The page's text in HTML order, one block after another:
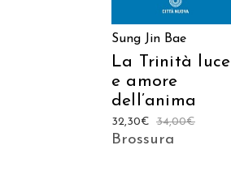
Sung Jin Bae
La Trinità luce
e amore
dell’anima
34,00€
32,30€
Brossura